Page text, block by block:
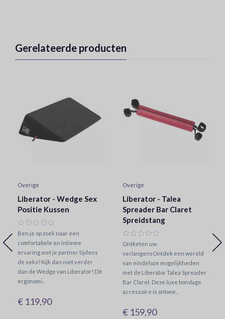
Gerelateerde producten
Overige
Liberator - Wedge Sex
Positie Kussen
Ben je op zoek naar een
comfortabele en intieme
ervaring met je partner tijdens
de seks? Kijk dan niet verder
dan de Wedge van Liberator! Dit
ergonomi..
€ 119,90
Overige
Liberator - Talea
Spreader Bar Claret
Spreidstang
Ontketen uw
verlangensOntdek een wereld
van eindeloze mogelijkheden
met de Liberator Talea Spreader
Bar Claret. Deze luxe bondage
accessoire is ontwor..
€ 159,90